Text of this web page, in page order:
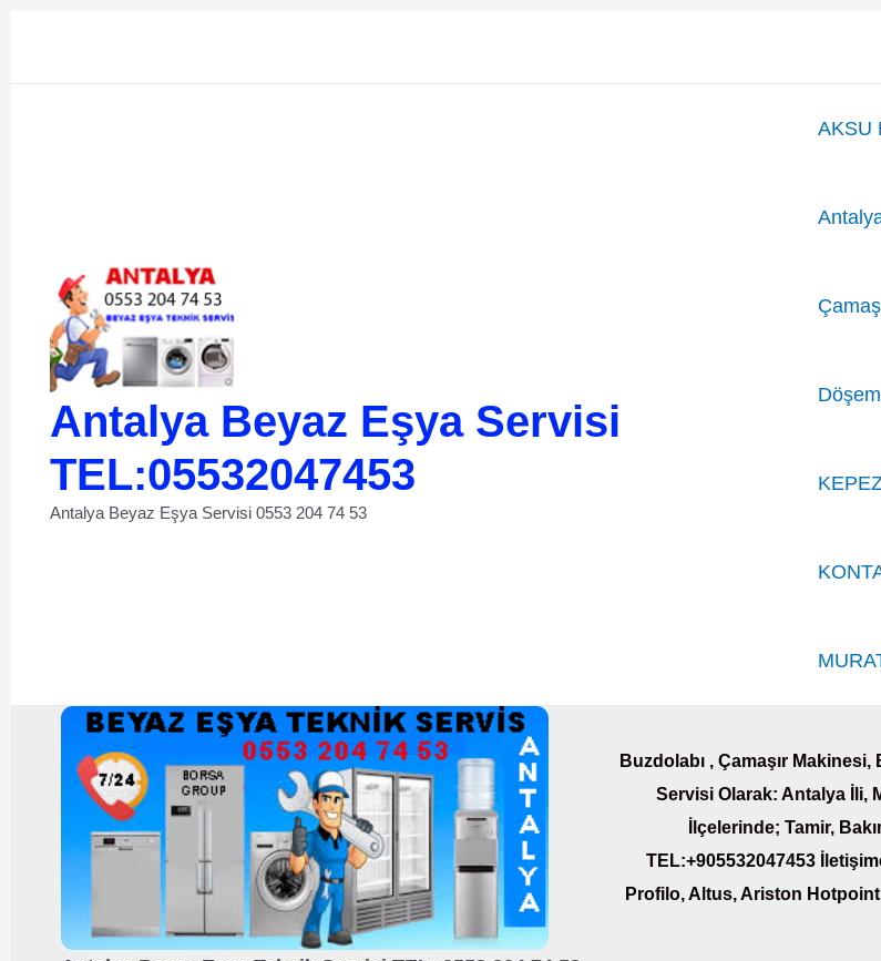
Antalya Beyaz Eşya Servisi
TEL:05532047453
Antalya Beyaz Eşya Servisi 0553 204 74 53
AKSU
Buzdolabı , Çamaşır
Servisi Olarak: Antalya İli,
İlçelerinde; Tamir,
TEL:+905532047453
Profilo, Altus,Ariston